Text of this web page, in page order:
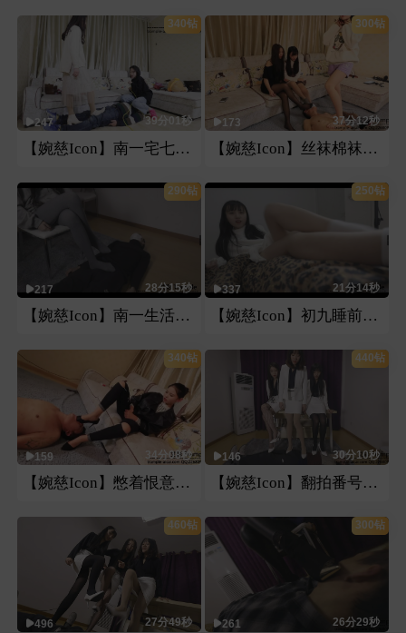
340钻
247 39分01秒
【婉慈Icon】南一宅七极限羞辱
300钻
173 37分12秒
【婉慈Icon】丝袜棉袜裸足恋足
290钻
217 28分15秒
【婉慈Icon】南一生活化tj第二部（淡妆 素颜）
250钻
337 21分14秒
【婉慈Icon】初九睡前玩弄男友pov
340钻
159 34分08秒
【婉慈Icon】憋着恨意鞋跟踩
440钻
146 30分10秒
【婉慈Icon】翻拍番号片系列三人OL装第一部（双视角）
460钻
496 27分49秒
300钻
261 26分29秒